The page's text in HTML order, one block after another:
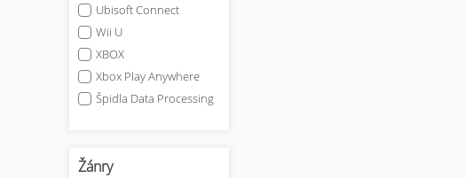
Ubisoft Connect
Wii U
XBOX
Xbox Play Anywhere
Špidla Data Processing
Žánry